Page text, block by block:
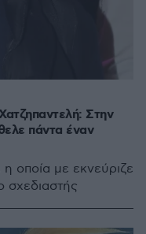
Στην
πάντα έναν
οποία με εκνεύριζε
σχεδιαστής